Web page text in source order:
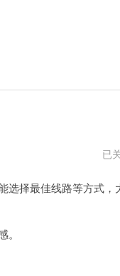
猎
速
已
择最佳线路等方式，